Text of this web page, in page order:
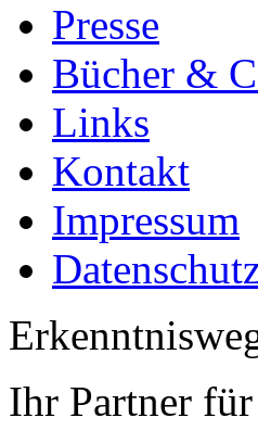
Presse
Bücher &
Links
Kontakt
Impressum
Ihr Partner